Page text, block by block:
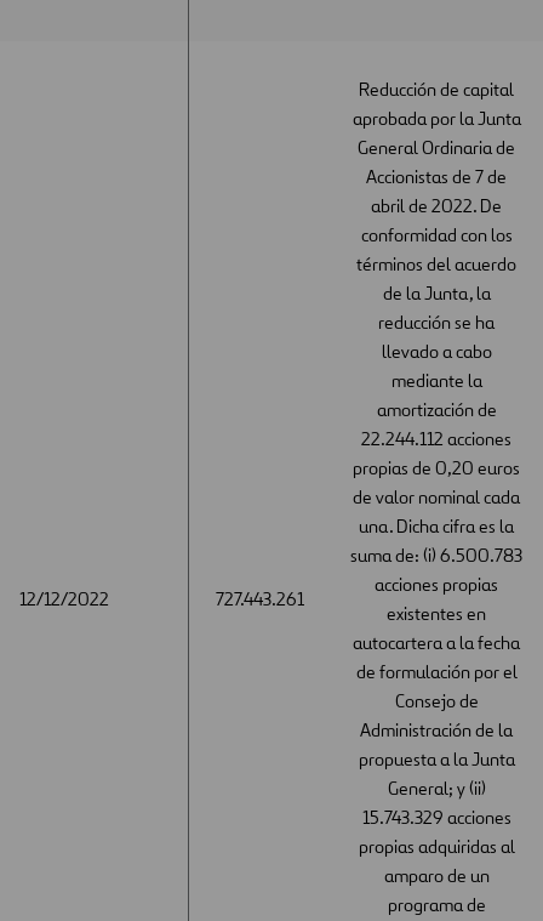
12/12/2022
12/12/2022 727.443.261
Reducción de capital
aprobada por la Junta
General Ordinaria de
Accionistas de 7 de
abril de 2022. De
conformidad con los
términos del acuerdo
de la Junta, la
reducción se ha
llevado a cabo
mediante la
amortización de
22.244.112 acciones
propias de 0,20 euros
de valor nominal cada
una. Dicha cifra es la
suma de: (i) 6.500.783
acciones propias
existentes en
autocartera a la fecha
de formulación por el
Consejo de
Administración de la
propuesta a la Junta
General; y (ii)
15.743.329 acciones
propias adquiridas al
amparo de un
programa de